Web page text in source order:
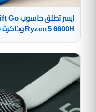
Ryzen 5 6600H وذاكرة 16 ...